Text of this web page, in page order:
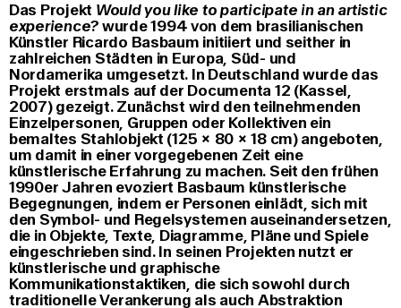
Das Projekt Would you like to participate in an artistic
experience?wurde 1994 von dem brasilianischen
Künstler Ricardo Basbaum initiiert und seither in
zahlreichen Städten in Europa, Süd- und
Nordamerika umgesetzt. In Deutschland wurde das
Projekt erstmals auf der Documenta 12 (Kassel,
2007) gezeigt. Zunächst wird den teilnehmenden
Einzelpersonen, Gruppen oder Kollektiven ein
bemaltes Stahlobjekt (125 × 80 × 18 cm) angeboten,
um damit in einer vorgegebenen Zeit eine
künstlerische Erfahrung zu machen. Seit den frühen
1990er Jahren evoziert Basbaum künstlerische
Begegnungen, indem er Personen einlädt, sich mit
den Symbol- und Regelsystemen auseinandersetzen,
die in Objekte, Texte, Diagramme, Pläne und Spiele
eingeschrieben sind. In seinen Projekten nutzt er
künstlerische und graphische
Kommunikationstaktiken, die sich sowohl durch
traditionelle Verankerung als auch Abstraktion